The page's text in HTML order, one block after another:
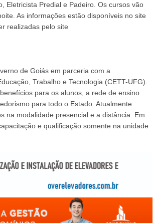
Eletricista Predial e Padeiro. Os cursos vão
As informações estão disponíveis no site
realizadas pelo site
de Goiás em parceria com a
Trabalho e Tecnologia (CETT-UFG).
para os alunos, a rede de ensino
para todo o Estado. Atualmente
na modalidade presencial e a distância. Em
e qualificação somente na unidade